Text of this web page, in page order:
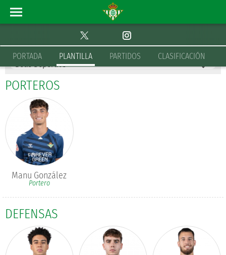
PORTADA PLANTILLA PARTIDOS CLASIFICACIÓN
BETIS DEPORTIVO
PORTEROS
Manu González
Portero
DEFENSAS